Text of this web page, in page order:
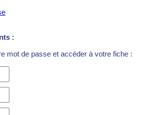
:
mot de passe et accéder à votre fiche :